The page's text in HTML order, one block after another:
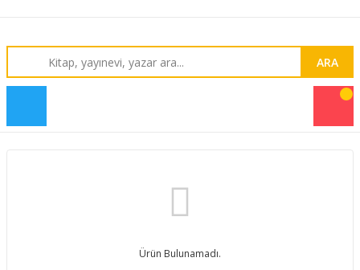
ARA
Ürün Bulunamadı.